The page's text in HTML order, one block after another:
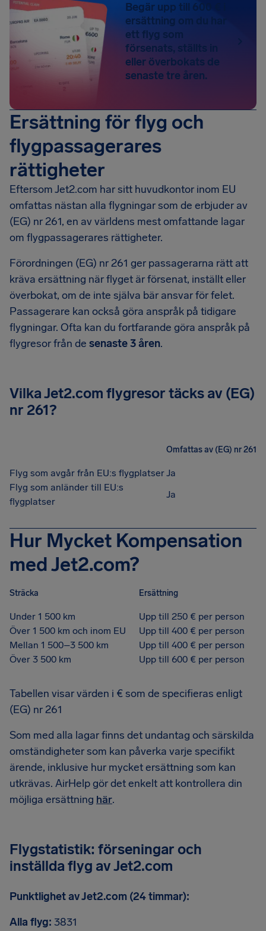
Begär upp till 600 € i
ersättning om du har
ett flyg som
försenats, ställts in
eller överbokats de
senaste tre åren.
Ersättning för flyg och
flygpassagerares
rättigheter
Eftersom Jet2.com har sitt huvudkontor inom EU
omfattas nästan alla flygningar som de erbjuder av
(EG) nr 261, en av världens mest omfattande lagar
om flygpassagerares rättigheter.
Förordningen (EG) nr 261 ger passagerarna rätt att
kräva ersättning när flyget är försenat, inställt eller
överbokat, om de inte själva bär ansvar för felet.
Passagerare kan också göra anspråk på tidigare
flygningar. Ofta kan du fortfarande göra anspråk på
flygresor från de senaste 3 åren.
Vilka Jet2.com flygresor täcks av (EG)
nr 261?
Omfattas av (EG) nr 261
Flyg som avgår från EU:s flygplatserJa
Flyg som anländer till EU:s
flygplatser
Ja
Hur Mycket Kompensation
med Jet2.com?
Sträcka Ersättning
Under 1 500 km
Upp till 250 € per person
Över 1 500 km och inom EU
Upp till 400 € per person
Mellan 1 500–3 500 km
Upp till 400 € per person
Över 3 500 km
Upp till 600 € per person
Tabellen visar värden i € som de specifieras enligt
(EG) nr 261
Som med alla lagar finns det undantag och särskilda
omständigheter som kan påverka varje specifikt
ärende, inklusive hur mycket ersättning som kan
utkrävas. AirHelp gör det enkelt att kontrollera din
möjliga ersättning här.
Flygstatistik: förseningar och
inställda flyg av Jet2.com
Punktlighet av Jet2.com (24 timmar):
Alla flyg: 3831